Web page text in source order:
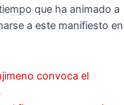
que ha animado a
a este manifiesto en
convoca el